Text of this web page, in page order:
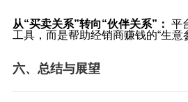
从“买卖关系”转向“伙伴关系”：
平
工具，而是帮助经销商赚钱的“生意
六、总结与展望